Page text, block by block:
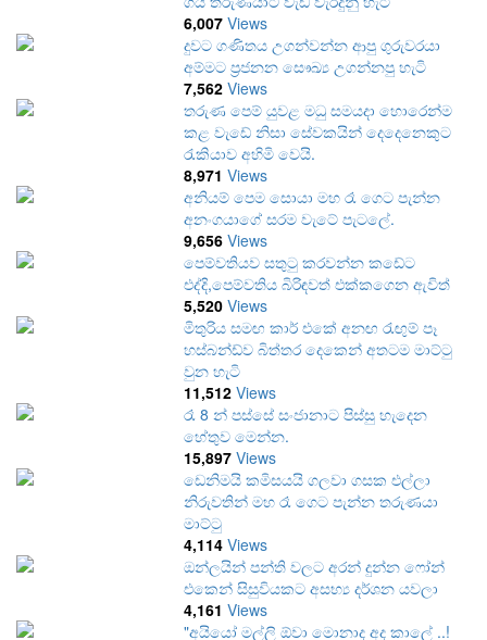
6,007 Views
දුවට ගණිතය උගන්වන්න ආපු ගුරුවරයා
අම්මට ප්‍රජනන සෞඛ්‍ය උගන්නපු හැටි
7,562 Views
තරුණ පෙම් යුවළ මධු සමයදා හොරෙන්ම
කළ වැඩේ නිසා සේවකයින් දෙදෙනෙකුට
රැකියාව අහිමි වෙයි.
8,971 Views
අනියම් පෙම සොයා මහ රෑ ගෙට පැන්න
අනංගයාගේ සරම වැටේ පැටලේ.
9,656 Views
පෙම්වතියව සතුටු කරවන්න කඩේට
එද්දි,පෙම්වතිය බිරිඳවත් එක්කගෙන ඇවිත්
5,520 Views
මිතුරිය සමඟ කාර් එකේ අනඟ රැඟුම් පෑ
හස්බන්ඩ්ව බිත්තර දෙකෙන් අතටම මාට්ටු
වුන හැටි
11,512 Views
රෑ 8 න් පස්සේ සංජානාට පිස්සු හැදෙන
හේතුව මෙන්න.
15,897 Views
ඩෙනිමයි කමිසයයි ගලවා ගසක එල්ලා
නිරුවතින් මහ රෑ ගෙට පැන්න තරුණයා
මාට්ටු
4,114 Views
ඔන්ලයින් පන්ති වලට අරන් දුන්න ෆෝන්
එකෙන් සිසුවියකට අසභ්‍ය දර්ශන යවලා
4,161 Views
"අයියෝ මල්ලි ඕවා මොනාද අද කාලේ ..!